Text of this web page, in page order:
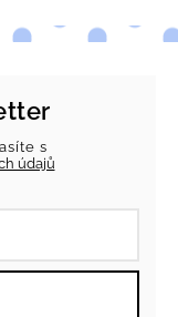
s
údajů